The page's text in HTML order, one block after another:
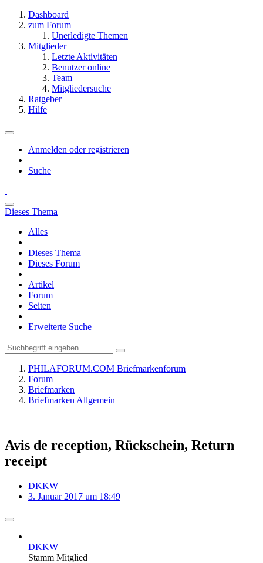
Dashboard
zum Forum
Unerledigte Themen
Mitglieder
Letzte Aktivitäten
Benutzer online
Team
Mitgliedersuche
Ratgeber
Hilfe
Anmelden oder registrieren
Suche
Dieses Thema
Alles
Dieses Thema
Dieses Forum
Artikel
Forum
Seiten
Erweiterte Suche
PHILAFORUM.COM Briefmarkenforum
Forum
Briefmarken
Briefmarken Allgemein
Avis de reception, Rückschein, Return
receipt
DKKW
3. Januar 2017 um 18:49
DKKW
Stamm Mitglied